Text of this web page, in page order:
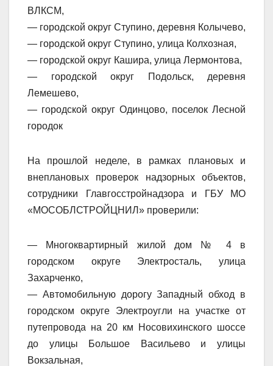
ВЛКСМ,
— городской округ Ступино, деревня Колычево,
— городской округ Ступино, улица Колхозная,
— городской округ Кашира, улица Лермонтова,
— городской округ Подольск, деревня
Лемешево,
— городской округ Одинцово, поселок Лесной
городок
На прошлой неделе, в рамках плановых и
внеплановых проверок надзорных объектов,
сотрудники Главгосстройнадзора и ГБУ МО
«МОСОБЛСТРОЙЦНИЛ» проверили:
— Многоквартирный жилой дом № 4 в
городском округе Электросталь, улица
Захарченко,
— Автомобильную дорогу Западный обход в
городском округе Электроугли на участке от
путепровода на 20 км Носовихинского шоссе
до улицы Большое Васильево и улицы
Вокзальная,